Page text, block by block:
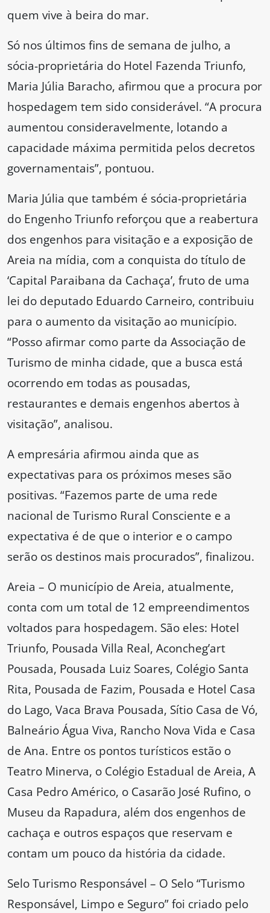
quem vive à beira do mar.
Só nos últimos fins de semana de julho, a
sócia-proprietária do Hotel Fazenda Triunfo,
Maria Júlia Baracho, afirmou que a procura por
hospedagem tem sido considerável. “A procura
aumentou consideravelmente, lotando a
capacidade máxima permitida pelos decretos
governamentais”, pontuou.
Maria Júlia que também é sócia-proprietária
do Engenho Triunfo reforçou que a reabertura
dos engenhos para visitação e a exposição de
Areia na mídia, com a conquista do título de
‘Capital Paraibana da Cachaça’, fruto de uma
lei do deputado Eduardo Carneiro, contribuiu
para o aumento da visitação ao município.
“Posso afirmar como parte da Associação de
Turismo de minha cidade, que a busca está
ocorrendo em todas as pousadas,
restaurantes e demais engenhos abertos à
visitação”, analisou.
A empresária afirmou ainda que as
expectativas para os próximos meses são
positivas. “Fazemos parte de uma rede
nacional de Turismo Rural Consciente e a
expectativa é de que o interior e o campo
serão os destinos mais procurados”, finalizou.
Areia – O município de Areia, atualmente,
conta com um total de 12 empreendimentos
voltados para hospedagem. São eles: Hotel
Triunfo, Pousada Villa Real, Aconcheg’art
Pousada, Pousada Luiz Soares, Colégio Santa
Rita, Pousada de Fazim, Pousada e Hotel Casa
do Lago, Vaca Brava Pousada, Sítio Casa de Vó,
Balneário Água Viva, Rancho Nova Vida e Casa
de Ana. Entre os pontos turísticos estão o
Teatro Minerva, o Colégio Estadual de Areia, A
Casa Pedro Américo, o Casarão José Rufino, o
Museu da Rapadura, além dos engenhos de
cachaça e outros espaços que reservam e
contam um pouco da história da cidade.
Selo Turismo Responsável – O Selo “Turismo
Responsável, Limpo e Seguro” foi criado pelo